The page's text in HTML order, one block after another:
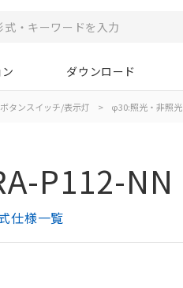
ダウンロード
タンスイッチ/表示灯 > φ30:照光・非照光
P112-NN
仕様一覧